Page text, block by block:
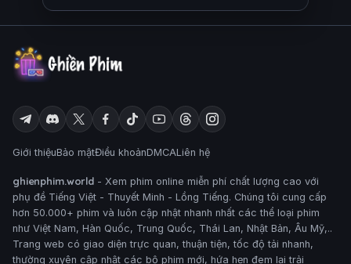
Giới thiệuBảo mậtĐiều khoảnDMCALiên hệ
ghienphim.world - Xem phim online miễn phí chất lượng cao với
phụ đề Tiếng Việt - Thuyết Minh - Lồng Tiếng. Chúng tôi cung cấp
hơn 50.000+ phim và luôn cập nhật nhanh nhất các thể loại phim
như Việt Nam, Hàn Quốc, Trung Quốc, Thái Lan, Nhật Bản, Âu Mỹ,..
Trang web có giao diện trực quan, thuận tiện, tốc độ tải nhanh,
thường xuyên cập nhật các bộ phim mới, hứa hẹn đem lại trải